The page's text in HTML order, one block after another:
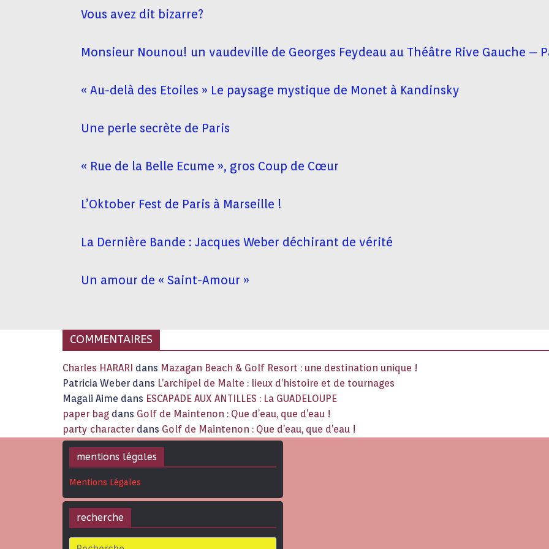
Vous avez dit bizarre?
Monsieur Nounou! un vaudeville de Georges Feydeau au Théâtre Rive Gauche –
« Au-delà des Etoiles » Le paysage mystique de Monet à Kandinsky
Une perle secrète de Paris
« Rue de la Belle Ecume », gros Coup de Cœur
L’Oktober Fest de Paris à Marseille !
La Dernière Bande : Jacques Weber déchirant de vérité
Un amour de « Saint-Amour »
COMMENTAIRES
Charles HARARI dans Mazagan Beach & Golf Resort : une destination unique !
Patricia Weber dans L’archipel de Malte : lieux d’histoire et de tournages
Magali Aime dans ESCAPADE AUX ANTILLES : La GUADELOUPE
paper bag dans Golf de Maintenon : Que d’eau, que d’eau !
party character dans Golf de Maintenon : Que d’eau, que d’eau !
mentions légales
Mentions Légales
recherche